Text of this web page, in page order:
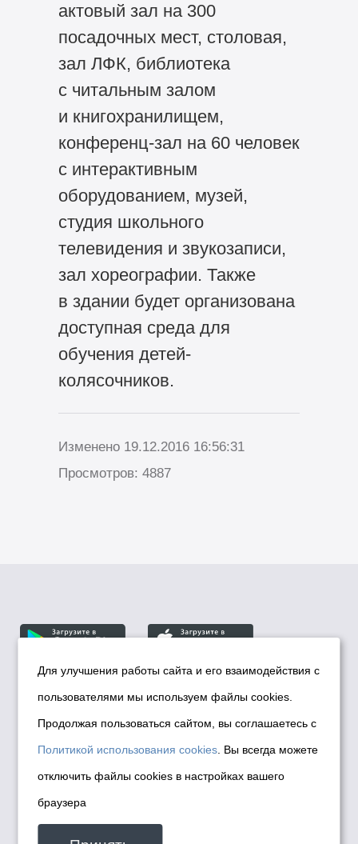
актовый зал на 300
посадочных мест, столовая,
зал ЛФК, библиотека
с читальным залом
и книгохранилищем,
конференц-зал на 60 человек
с интерактивным
оборудованием, музей,
студия школьного
телевидения и звукозаписи,
зал хореографии. Также
в здании будет организована
доступная среда для
обучения детей-
колясочников.
Изменено 19.12.2016 16:56:31
Просмотров: 4887
© Департамент информационной политики мэрии
города Новосибирска, 2026
Политика использования Cookies
Политика по обработке персональных
данных в информационных системах
мэрии города Новосибирска
Техническая поддержка сайта -
Для улучшения работы сайта и его взаимодействия с
пользователями мы используем файлы cookies.
Продолжая пользоваться сайтом, вы соглашаетесь с
Политикой использования cookies . Вы всегда можете
отключить файлы cookies в настройках вашего
браузера